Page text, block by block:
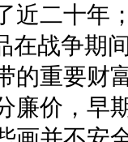
近二十年
在战争期
的重要财
廉价，早